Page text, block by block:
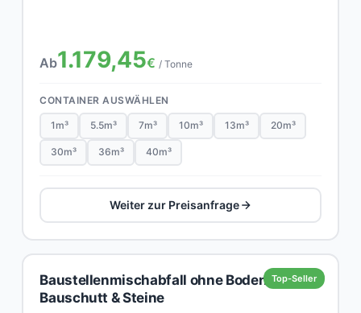
Ab1.179,45€ / Tonne
CONTAINER AUSWÄHLEN
1m³ 5.5m³ 7m³ 10m³ 13m³ 20m³
30m³ 36m³ 40m³
Weiter zur Preisanfrage
Top-Seller
Baustellenmischabfall ohne Boden,
Bauschutt & Steine